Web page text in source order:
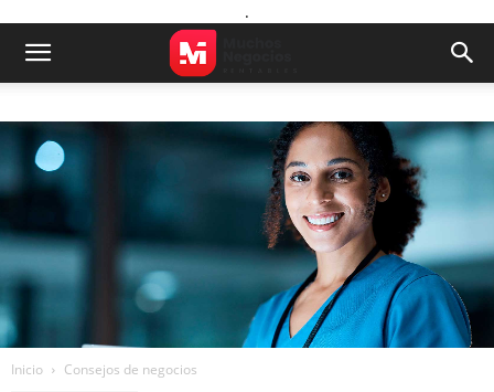
.
Inicio Consejos de negocios